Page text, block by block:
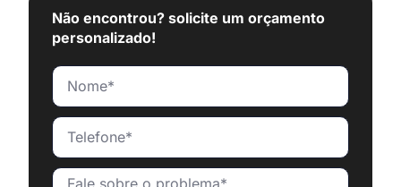
Não encontrou? solicite um orçamento
personalizado!